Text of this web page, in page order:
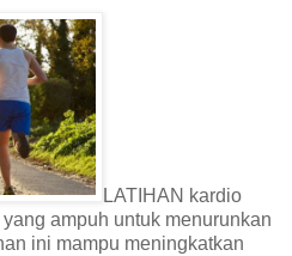
LATIHAN kardio
ampuh untuk menurunkan
ini mampu meningkatkan